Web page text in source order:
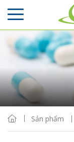
Sản phẩm
Sắp xếp
Hiển thị